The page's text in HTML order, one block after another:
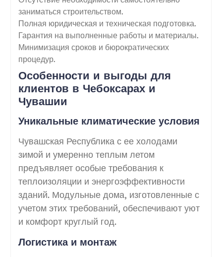
заниматься строительством.
Полная юридическая и техническая подготовка.
Гарантия на выполненные работы и материалы.
Минимизация сроков и бюрократических
процедур.
Особенности и выгоды для
клиентов в Чебоксарах и
Чувашии
Уникальные климатические условия
Чувашская Республика с ее холодами
зимой и умеренно теплым летом
предъявляет особые требования к
теплоизоляции и энергоэффективности
зданий. Модульные дома, изготовленные с
учетом этих требований, обеспечивают уют
и комфорт круглый год.
Логистика и монтаж